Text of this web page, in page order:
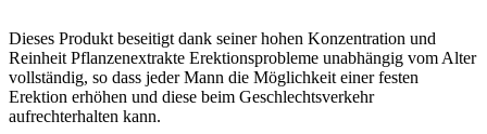
Dieses Produkt beseitigt dank seiner hohen Konzentration und
Reinheit Pflanzenextrakte Erektionsprobleme unabhängig vom Alter
vollständig, so dass jeder Mann die Möglichkeit einer festen
Erektion erhöhen und diese beim Geschlechtsverkehr
aufrechterhalten kann.